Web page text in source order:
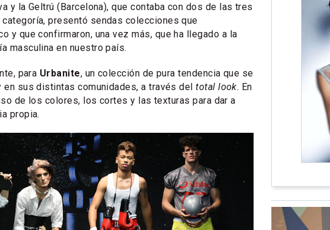
y la Geltrú (Barcelona), que contaba con dos de las tres
presentó sendas colecciones que
y que confirmaron, una vez más, que ha llegado a la
masculina en nuestro país.
para Urbanite, un colección de pura tendencia que se
en sus distintas comunidades, a través deltotal look. En
de los colores, los cortes y las texturas para dar a
propia.